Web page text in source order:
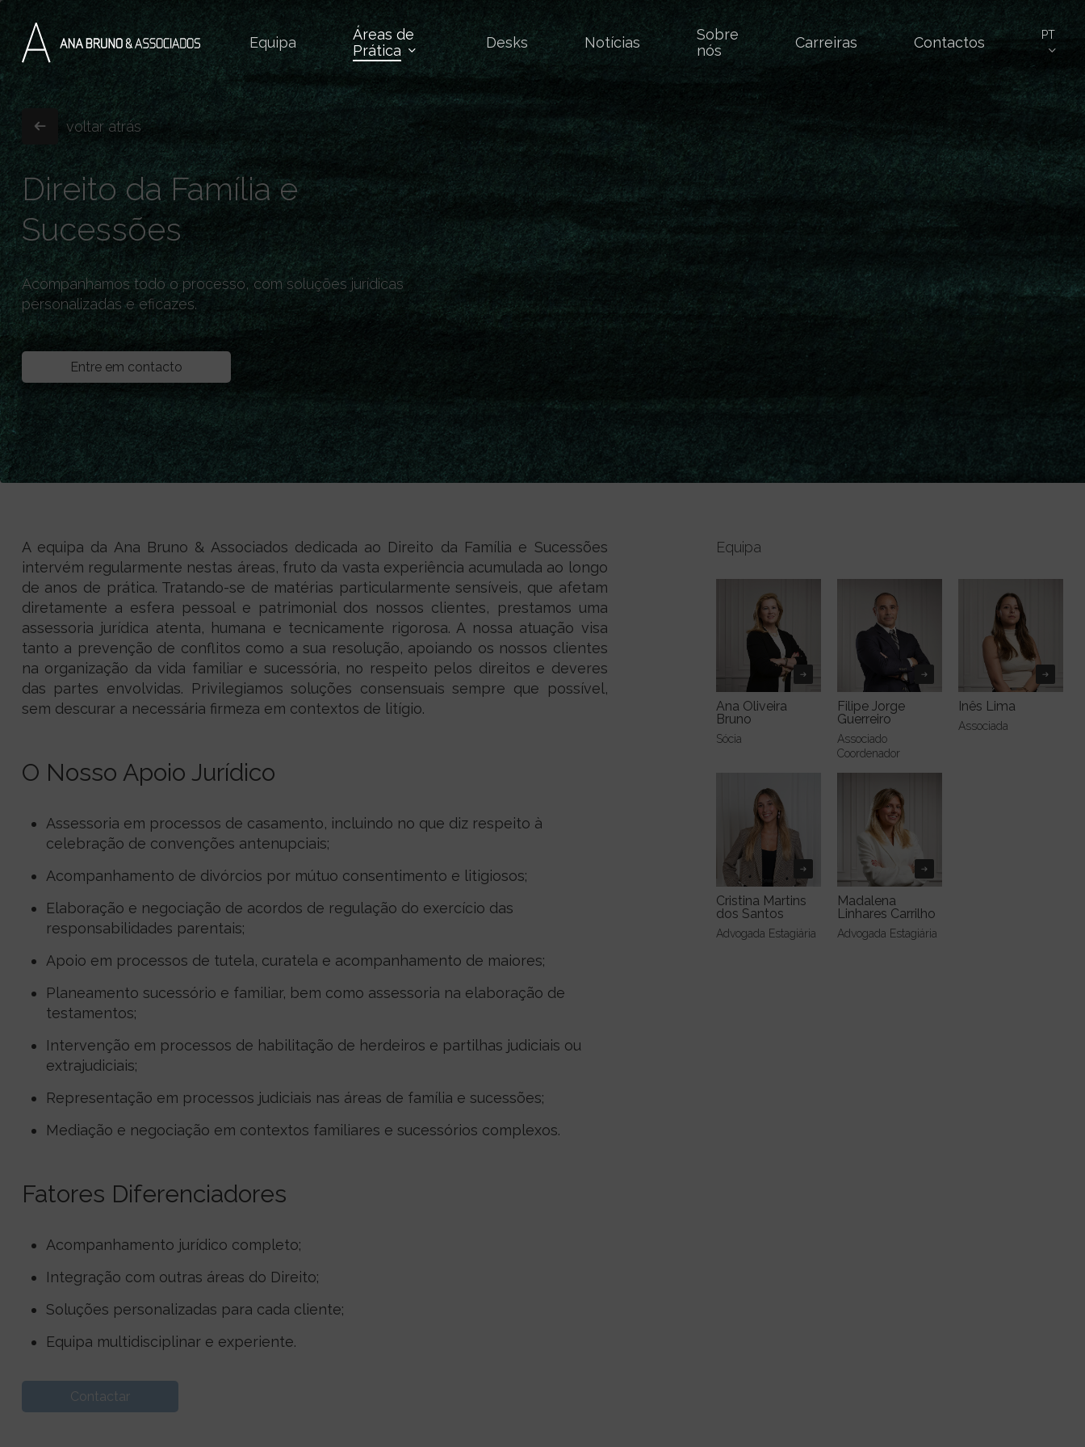
main
content
Equipa
Áreas de
Prática
Desks Notícias
Sobre
nós
Carreiras Contactos PT
voltar atrás
Direito da Família e
Sucessões
Acompanhamos todo o processo, com soluções jurídicas
personalizadas e eficazes.
Entre em contacto
A equipa da Ana Bruno & Associados dedicada ao Direito da Família e Sucessões
intervém regularmente nestas áreas, fruto da vasta experiência acumulada ao longo
de anos de prática. Tratando-se de matérias particularmente sensíveis, que afetam
diretamente a esfera pessoal e patrimonial dos nossos clientes, prestamos uma
assessoria jurídica atenta, humana e tecnicamente rigorosa. A nossa atuação visa
tanto a prevenção de conflitos como a sua resolução, apoiando os nossos clientes
na organização da vida familiar e sucessória, no respeito pelos direitos e deveres
das partes envolvidas. Privilegiamos soluções consensuais sempre que possível,
sem descurar a necessária firmeza em contextos de litígio.
O Nosso Apoio Jurídico
Assessoria em processos de casamento, incluindo no que diz respeito à
celebração de convenções antenupciais;
Acompanhamento de divórcios por mútuo consentimento e litigiosos;
Elaboração e negociação de acordos de regulação do exercício das
responsabilidades parentais;
Apoio em processos de tutela, curatela e acompanhamento de maiores;
Planeamento sucessório e familiar, bem como assessoria na elaboração de
testamentos;
Intervenção em processos de habilitação de herdeiros e partilhas judiciais ou
extrajudiciais;
Representação em processos judiciais nas áreas de família e sucessões;
Mediação e negociação em contextos familiares e sucessórios complexos.
Fatores Diferenciadores
Acompanhamento jurídico completo;
Integração com outras áreas do Direito;
Soluções personalizadas para cada cliente;
Equipa multidisciplinar e experiente.
Contactar
Equipa
Ana Oliveira
Bruno
Sócia
Filipe Jorge
Guerreiro
Associado
Coordenador
Inês Lima
Associada
Cristina Martins
dos Santos
Advogada Estagiária
Madalena
Linhares Carrilho
Advogada Estagiária